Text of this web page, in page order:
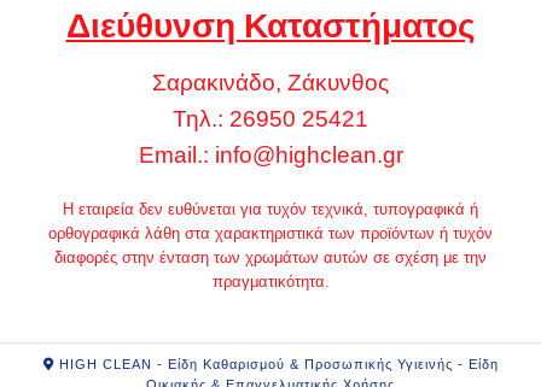
Διεύθυνση Καταστήματος
Σαρακινάδο, Ζάκυνθος
Τηλ.: 26950 25421
Email.: info@highclean.gr
Η εταιρεία δεν ευθύνεται για τυχόν τεχνικά, τυπογραφικά ή
ορθογραφικά λάθη στα χαρακτηριστικά των προϊόντων ή τυχόν
διαφορές στην ένταση των χρωμάτων αυτών σε σχέση με την
πραγματικότητα.
HIGH CLEAN - Είδη Καθαρισμού & Προσωπικής Υγιεινής - Είδη